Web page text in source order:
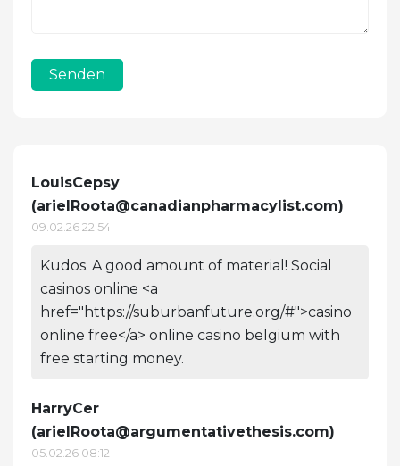
Senden
LouisCepsy
(arielRoota@canadianpharmacylist.com)
09.02.26 22:54
Kudos. A good amount of material! Social
casinos online <a
href="https://suburbanfuture.org/#">casino
online free</a> online casino belgium with
free starting money.
HarryCer
(arielRoota@argumentativethesis.com)
05.02.26 08:12